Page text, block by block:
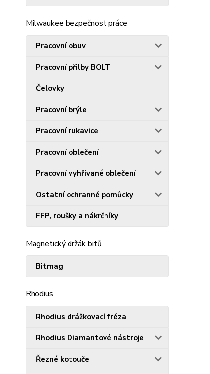
Milwaukee bezpečnost práce
Pracovní obuv
Pracovní přilby BOLT
Čelovky
Pracovní brýle
Pracovní rukavice
Pracovní oblečení
Pracovní vyhřívané oblečení
Ostatní ochranné pomůcky
FFP, roušky a nákrčníky
Magnetický držák bitů
Bitmag
Rhodius
Rhodius drážkovací fréza
Rhodius Diamantové nástroje
Řezné kotouče